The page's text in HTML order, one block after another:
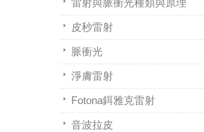
雷射與脈衝光種類與原理
皮秒雷射
脈衝光
淨膚雷射
Fotona鉺雅克雷射
音波拉皮